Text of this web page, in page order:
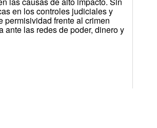
en los controles judiciales y
permisividad frente al crimen
las redes de poder, dinero y